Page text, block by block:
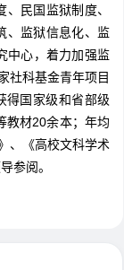
民国监狱制度、
、监狱信息化、监
中心，着力加强监
社科基金青年项目
得国家级和省部级
教材20余本；年均
、《高校文科学术
参阅。